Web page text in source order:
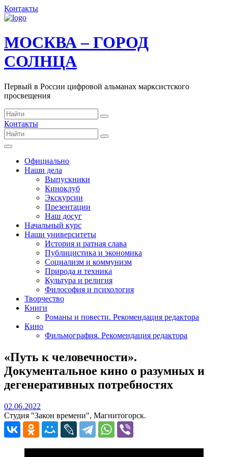
Контакты
МОСКВА – ГОРОД
СОЛНЦА
Первый в России цифровой альманах марксистского
просвещения
Контакты
Официально
Наши дела
Выпускники
Киноклуб
Экскурсии
Презентации
Наш досуг
Начальный курс
Наши университеты
История и ратная слава
Публицистика и экономика
Социализм и коммунизм
Природа и техника
Культура и религия
Философия и психология
Творчество
Книги
Романы и повести. Рекомендация редактора
Кино
Фильмография. Рекомендация редактора
«Путь к человечности».
Документальное кино о разумных и
дегенеративных потребностях
02.06.2022
Студия "Закон времени", Магнитогорск.